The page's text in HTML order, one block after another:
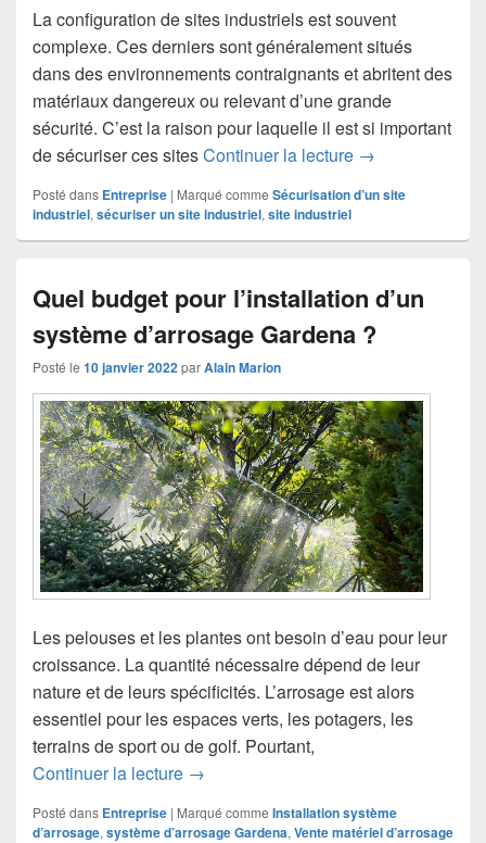
La configuration de sites industriels est souvent
complexe. Ces derniers sont généralement situés
dans des environnements contraignants et abritent des
matériaux dangereux ou relevant d’une grande
sécurité. C’est la raison pour laquelle il est si important
de sécuriser ces sitesContinuer la lecture Comment
→
Posté dans Entreprise | Marqué comme Sécurisation d’un site
industriel, sécuriser un site industriel, site industriel
Quel budget pour l’installation d’un
système d’arrosage Gardena ?
Posté le 10 janvier 2022parAlain Marion
Les pelouses et les plantes ont besoin d’eau pour leur
croissance. La quantité nécessaire dépend de leur
nature et de leurs spécificités. L’arrosage est alors
essentiel pour les espaces verts, les potagers, les
terrains de sport ou de golf. Pourtant,
Continuer la lecture Quel budget pour l’installation d’un
→
Posté dans Entreprise | Marqué comme Installation système
d’arrosage, système d’arrosage Gardena, Vente matériel d’arrosage